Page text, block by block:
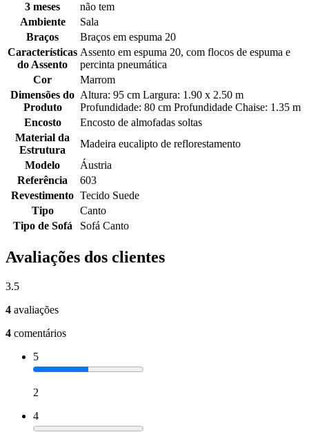
3 meses
não tem
Ambiente
Sala
Braços
Braços em espuma 20
Características
do Assento
Assento em espuma 20, com flocos de espuma e
percinta pneumática
Cor
Marrom
Dimensões do
Produto
Altura: 95 cm Largura: 1.90 x 2.50 m
Profundidade: 80 cm Profundidade Chaise: 1.35 m
Encosto
Encosto de almofadas soltas
Material da
Estrutura
Madeira eucalipto de reflorestamento
Modelo
Áustria
Referência
603
Revestimento Tecido Suede
Tipo
Canto
Tipo de Sofá
Sofá Canto
Avaliações dos clientes
3.5
4 avaliações
4 comentários
5
2
4